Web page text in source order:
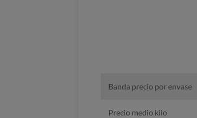
Banda precio por envase
Precio medio kilo